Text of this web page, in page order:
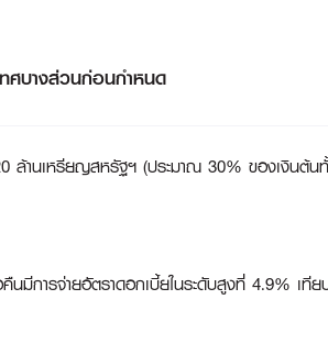
ทศบางส่วนก่อนกำหนด
ล้านเหรียญสหรัฐฯ (ประมาณ 30% ของเงิน
มีการจ่ายอัตราดอกเบี้ยในระดับสูงที่ 4.9% เที